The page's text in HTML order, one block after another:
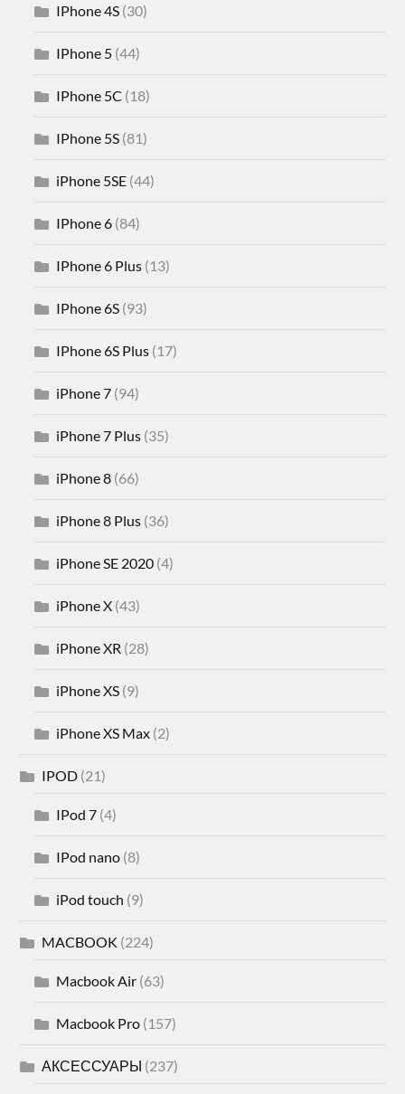
IPhone 4S (30)
IPhone 5 (44)
IPhone 5C (18)
IPhone 5S (81)
iPhone 5SE (44)
IPhone 6 (84)
IPhone 6 Plus (13)
IPhone 6S (93)
IPhone 6S Plus (17)
iPhone 7 (94)
iPhone 7 Plus (35)
iPhone 8 (66)
iPhone 8 Plus (36)
iPhone SE 2020 (4)
iPhone X (43)
iPhone XR (28)
iPhone XS (9)
iPhone XS Max (2)
IPOD (21)
IPod 7 (4)
IPod nano (8)
iPod touch (9)
MACBOOK (224)
Macbook Air (63)
Macbook Pro (157)
АКСЕССУАРЫ (237)